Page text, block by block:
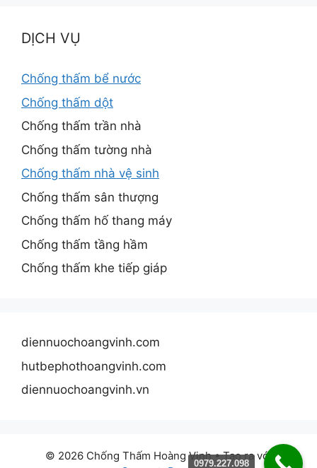
DỊCH VỤ
Chống thấm bể nước
Chống thấm dột
Chống thấm trần nhà
Chống thấm tường nhà
Chống thấm nhà vệ sinh
Chống thấm sân thượng
Chống thấm hố thang máy
Chống thấm tầng hầm
Chống thấm khe tiếp giáp
diennuochoangvinh.com
hutbephothoangvinh.com
diennuochoangvinh.vn
© 2026 Chống Thấm Hoàng Vinh• Tạo ra với
0979.227.098